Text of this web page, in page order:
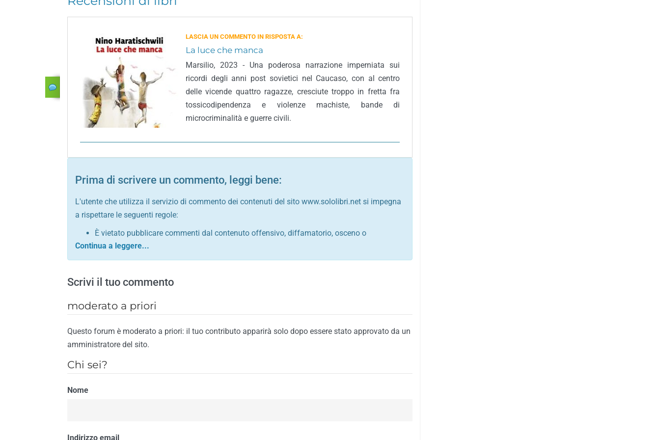
LASCIA UN COMMENTO IN RISPOSTA A:
La luce che manca
Marsilio, 2023 - Una poderosa narrazione imperniata sui
ricordi degli anni post sovietici nel Caucaso, con al centro
delle vicende quattro ragazze, cresciute troppo in fretta fra
tossicodipendenza e violenze machiste, bande di
microcriminalità e guerre civili.
Prima di scrivere un commento, leggi bene:
L'utente che utilizza il servizio di commento dei contenuti del sito www.sololibri.net si impegna
a rispettare le seguenti regole:
È vietato pubblicare commenti dal contenuto offensivo, diffamatorio, osceno o
comunque contrario alle leggi dello Stato italiano e di quelle internazionali
Sono vietati commenti in tono sacrilego, sarcastico, denigratorio e sbeffeggiatorio
È vietato pubblicare commenti contrari al rispetto dell'ordine pubblico
È vietato pubblicare commenti lesivi della privacy di qualsiasi cittadino
È vietato pubblicare commenti razzisti nei confronti di qualsiasi razza, popolo, cultura,
religione
È vietato pubblicare commenti contrari al rispetto del buon costume o contenenti
È vietato pubblicare commenti inerenti propaganda politica, di partito o di fazione, che
Il riscontro della violazione anche di una sola delle regole precedenti comporterà la non
Scrivi il tuo commento
moderato a priori
Questo forum è moderato a priori: il tuo contributo apparirà solo dopo essere stato approvato da un
amministratore del sito.
Chi sei?
Nome
Indirizzo email